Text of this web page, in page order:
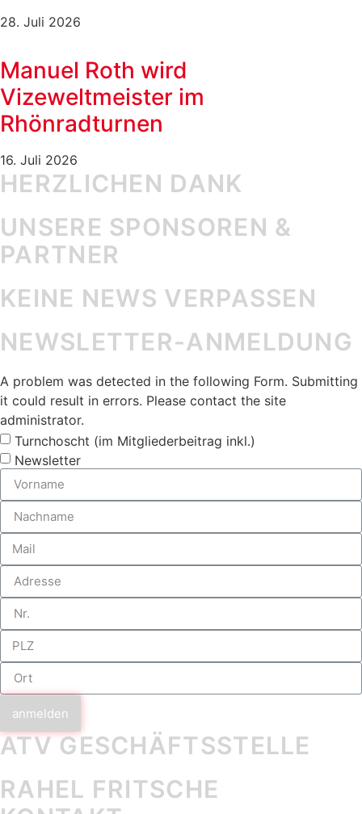
28. Juli 2026
Manuel Roth wird
Vizeweltmeister im
Rhönradturnen
16. Juli 2026
HERZLICHEN DANK
UNSERE SPONSOREN &
PARTNER
KEINE NEWS VERPASSEN
NEWSLETTER-ANMELDUNG
A problem was detected in the following Form. Submitting
it could result in errors. Please contact the site
administrator.
Turnchoscht (im Mitgliederbeitrag inkl.)
Newsletter
anmelden
ATV GESCHÄFTS­STELLE
RAHEL FRITSCHE